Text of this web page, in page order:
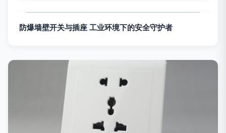
防爆墙壁开关与插座 工业环境下的安全守护者